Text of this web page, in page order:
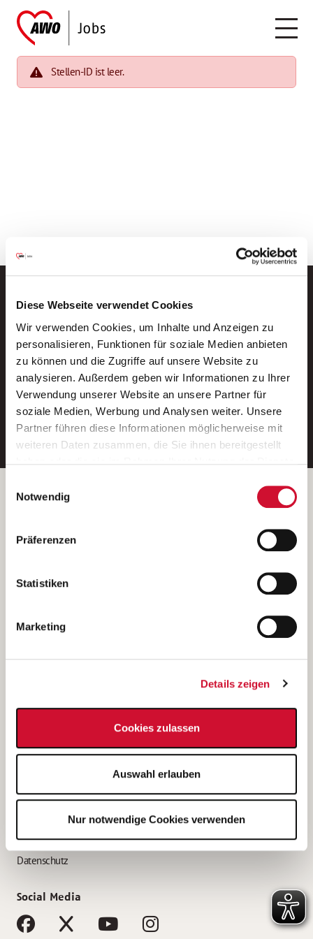
Diese Webseite verwendet Cookies
Wir verwenden Cookies, um Inhalte und Anzeigen zu
personalisieren, Funktionen für soziale Medien anbieten
zu können und die Zugriffe auf unsere Website zu
analysieren. Außerdem geben wir Informationen zu Ihrer
Verwendung unserer Website an unsere Partner für
soziale Medien, Werbung und Analysen weiter. Unsere
Partner führen diese Informationen möglicherweise mit
weiteren Daten zusammen, die Sie ihnen bereitgestellt
Wenn Sie auf „Cookies zulassen“ klicken, so stimmen
Sie der Speicherung sämtlicher Cookies zu. Sie können
Ihre Einwilligung selbstverständlich jederzeit widerrufen,
indem Sie die Cookie-Einstellungen aufrufen und diese
unsererDatenschutzerklärung
Notwendig
Präferenzen
Statistiken
Marketing
Details zeigen
Cookies zulassen
Auswahl erlauben
Nur notwendige Cookies verwenden
Stellen-ID ist leer.
Neue Stellen per E-Mail.
Ein kostenloser Service von AWO
Jobs.
E-Mail-Adresse eintragen
Betreiber der Webseite
Kantstraße 45a
(Ein Tochterunternehmen des AWO Bezirksverbandes Unterfranken
e.V.)
Bewerbung als Altenpflegehelfer*in
Bewerbung als Erzieher*in
AWO Gliederungen nach Bundesland
Impressum
Datenschutz
Social Media